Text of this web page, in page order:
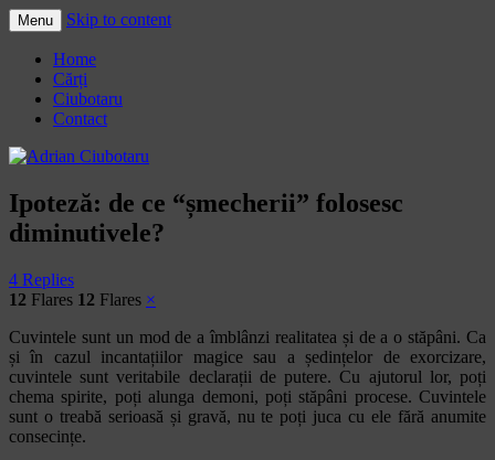
Adrian Ciubotaru
Menu Skip to content
Home
Cărți
Ciubotaru
Contact
Ipoteză: de ce “șmecherii” folosesc
diminutivele?
4 Replies
12 Flares 12 Flares ×
Cuvintele sunt un mod de a îmblânzi realitatea și de a o stăpâni. Ca
și în cazul incantațiilor magice sau a ședințelor de exorcizare,
cuvintele sunt veritabile declarații de putere. Cu ajutorul lor, poți
chema spirite, poți alunga demoni, poți stăpâni procese. Cuvintele
sunt o treabă serioasă și gravă, nu te poți juca cu ele fără anumite
consecințe.